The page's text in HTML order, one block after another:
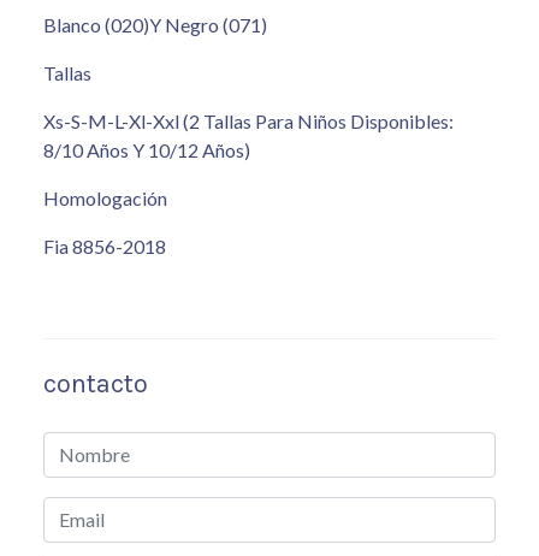
Blanco (020)Y Negro (071)
Tallas
Xs-S-M-L-Xl-Xxl (2 Tallas Para Niños Disponibles:
8/10 Años Y 10/12 Años)
Homologación
Fia 8856-2018
contacto